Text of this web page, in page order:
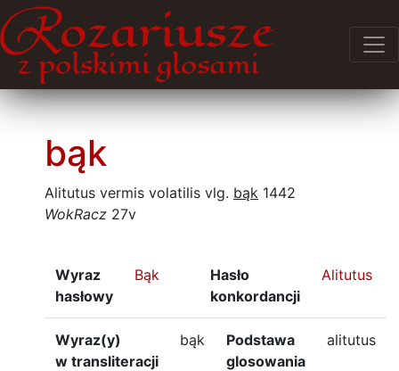
bąk
Alitutus vermis volatilis vlg. bąk 1442
WokRacz 27v
Wyraz
hasłowy
Bąk
Hasło
konkordancji
Alitutus
Wyraz(y)
w transliteracji
bąk
Podstawa
glosowania
alitutus